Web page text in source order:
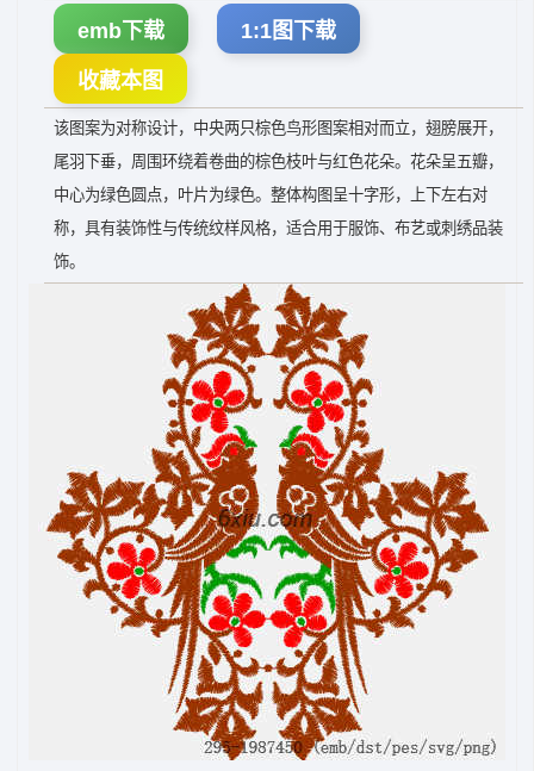
emb下载 1:1图下载
收藏本图
该图案为对称设计，中央两只棕色鸟形图案相对而立，翅膀展开，
尾羽下垂，周围环绕着卷曲的棕色枝叶与红色花朵。花朵呈五瓣，
中心为绿色圆点，叶片为绿色。整体构图呈十字形，上下左右对
称，具有装饰性与传统纹样风格，适合用于服饰、布艺或刺绣品装
饰。